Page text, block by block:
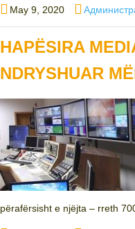
Posted
on
May 9, 2020 Author
HAPËSIRA
NDRYSHUAR
përafërsisht e njëjta – rreth